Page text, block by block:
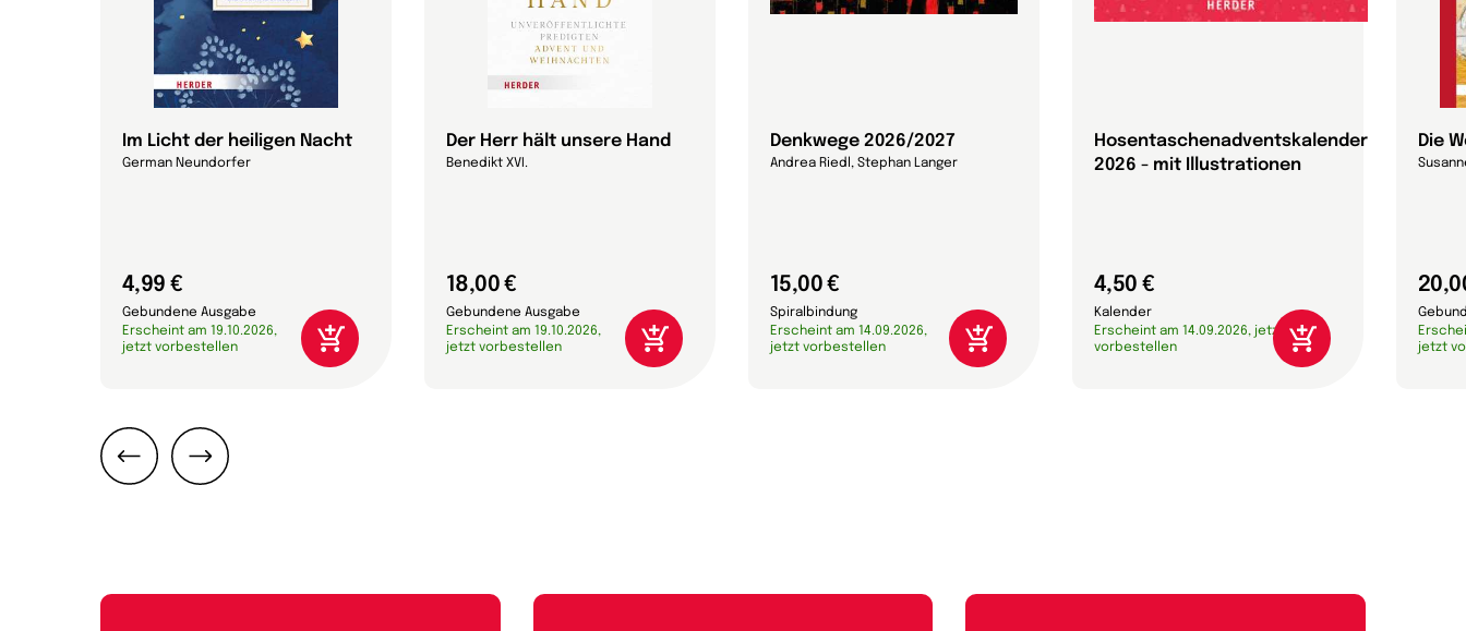
Im Licht der heiligen Nacht
German Neundorfer
4,99 €
Gebundene Ausgabe
Erscheint am 19.10.2026,
jetzt vorbestellen
Der Herr hält unsere Hand
Benedikt XVI.
18,00 €
Gebundene Ausgabe
Erscheint am 19.10.2026,
jetzt vorbestellen
Denkwege 2026/2027
Andrea Riedl, Stephan Langer
15,00 €
Spiralbindung
Erscheint am 14.09.2026,
jetzt vorbestellen
Hosentaschenadventskalender
2026 - mit Illustrationen
4,50 €
Kalender
Erscheint am 14.09.2026, jetzt
vorbestellen
Die
jetzt